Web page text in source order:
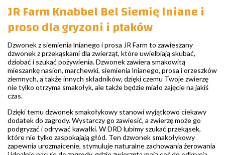
JR Farm Knabbel Bel Siemię lniane i
proso dla gryzoni i ptaków
Dzwonek z siemienia lnianego i prosa JR Farm to zawieszany
dzwonek z przekąskami dla zwierząt, które uwielbiają skubać,
dziobać i szukać pożywienia. Dzwonek zawiera smakowitą
mieszankę nasion, marchewki, siemienia lnianego, prosa i orzeszków
ziemnych, a także innych składników, dzięki czemu Twoje zwierzę
nie tylko otrzyma smakołyk, ale także będzie miało zajęcie na jakiś
czas.
Dzięki temu dzwonek smakołykowy stanowi wyjątkowo ciekawy
dodatek do zagrody. Wystarczy go zawiesić, a zwierzę może go
podgryzać i odrywać kawałki. W DRD lubimy szukać przekąsek,
które nie tylko zaspokajają głód. Ten dzwonek smakołykowy
zapewnia urozmaicenie, stymuluje naturalne zachowania żerowania